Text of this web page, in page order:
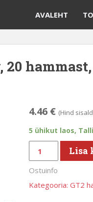
AVALEHT
4.46 € (Hind
5 ühikut laos,
rihmaseib,
pulley,
20
Lisa
Ostuinfo
Kategooria: GT2